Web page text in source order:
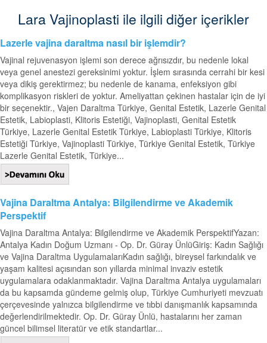
Lara Vajinoplasti ile ilgili diğer içerikler
Lazerle vajina daraltma nasıl bir işlemdir?
Vajinal rejuvenasyon işlemi son derece ağrısızdır, bu nedenle lokal
veya genel anestezi gereksinimi yoktur. İşlem sırasında cerrahi bir kesi
veya dikiş gerektirmez; bu nedenle de kanama, enfeksiyon gibi
komplikasyon riskleri de yoktur. Ameliyattan çekinen hastalar için de iyi
bir seçenektir., Vajen Daraltma Türkiye, Genital Estetik, Lazerle Genital
Estetik, Labioplasti, Klitoris Estetiği, Vajinoplasti, Genital Estetik
Türkiye, Lazerle Genital Estetik Türkiye, Labioplasti Türkiye, Klitoris
Estetiği Türkiye, Vajinoplasti Türkiye, Türkiye Genital Estetik, Türkiye
Lazerle Genital Estetik, Türkiye...
Vajina Daraltma Antalya: Bilgilendirme ve Akademik
Perspektif
Vajina Daraltma Antalya: Bilgilendirme ve Akademik PerspektifYazan:
Antalya Kadın Doğum Uzmanı - Op. Dr. Güray ÜnlüGiriş: Kadın Sağlığı
ve Vajina Daraltma UygulamalarıKadın sağlığı, bireysel farkındalık ve
yaşam kalitesi açısından son yıllarda minimal invaziv estetik
uygulamalara odaklanmaktadır. Vajina Daraltma Antalya uygulamaları
da bu kapsamda gündeme gelmiş olup, Türkiye Cumhuriyeti mevzuatı
çerçevesinde yalnızca bilgilendirme ve tıbbi danışmanlık kapsamında
değerlendirilmektedir. Op. Dr. Güray Ünlü, hastalarını her zaman
güncel bilimsel literatür ve etik standartlar...